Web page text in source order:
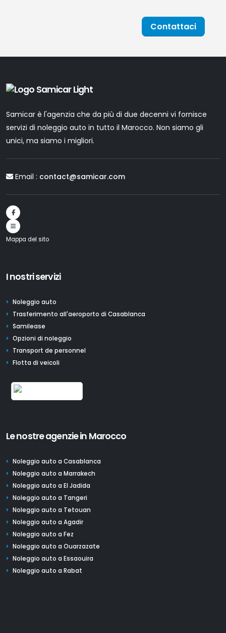
Contattaci
Samicar è l'agenzia che da più di due decenni vi fornisce
servizi di noleggio auto in tutto il Marocco. Non siamo gli
unici, ma siamo i migliori.
Email : contact@samicar.com
Mappa del sito
I nostri servizi
Noleggio auto
Trasferimento all'aeroporto di Casablanca
Samilease
Opzioni di noleggio
Transport de personnel
Flotta di veicoli
Le nostre agenzie in Marocco
Noleggio auto a Casablanca
Noleggio auto a Marrakech
Noleggio auto a El Jadida
Noleggio auto a Tangeri
Noleggio auto a Tetouan
Noleggio auto a Agadir
Noleggio auto a Fez
Noleggio auto a Ouarzazate
Noleggio auto a Essaouira
Noleggio auto a Rabat